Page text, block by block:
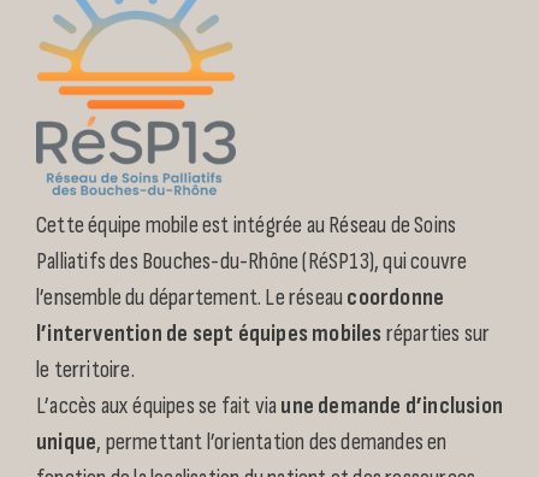
Cette équipe mobile est intégrée au Réseau de Soins
Palliatifs des Bouches-du-Rhône (RéSP13), qui couvre
l’ensemble du département. Le réseau coordonne
l’intervention de sept équipes mobilesréparties sur
le territoire.
L’accès aux équipes se fait via une demande d’inclusion
unique, permettant l’orientation des demandes en